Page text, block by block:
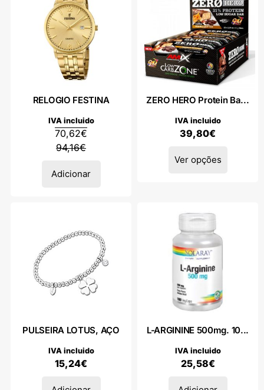
RELOGIO FESTINA
94,16€
70,62€
IVA incluido
Adicionar
ZERO HERO Protein Ba...
39,80€
IVA incluido
Ver opções
PULSEIRA LOTUS, AÇO
15,24€
IVA incluido
L-ARGININE 500mg. 10...
25,58€
IVA incluido